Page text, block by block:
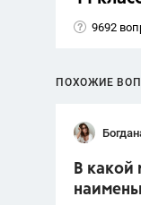
9692
ПОХОЖИЕ
В какой